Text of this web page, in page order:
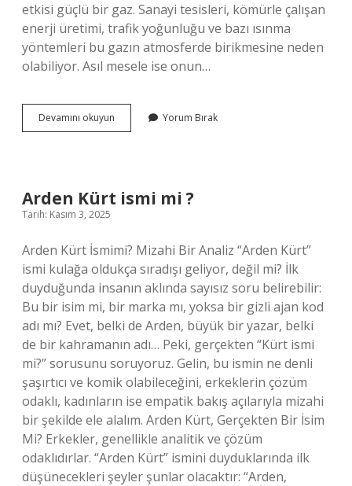
etkisi güçlü bir gaz. Sanayi tesisleri, kömürle çalışan
enerji üretimi, trafik yoğunluğu ve bazı ısınma
yöntemleri bu gazın atmosferde birikmesine neden
olabiliyor. Asıl mesele ise onun…
Devamını okuyun
dioksitin
Yorum Bırak
Arden Kürt ismi mi ?
Tarih: Kasım 3, 2025
Arden Kürt İsmimi? Mizahi Bir Analiz “Arden Kürt”
ismi kulağa oldukça sıradışı geliyor, değil mi? İlk
duyduğunda insanın aklında sayısız soru belirebilir:
Bu bir isim mi, bir marka mı, yoksa bir gizli ajan kod
adı mı? Evet, belki de Arden, büyük bir yazar, belki
de bir kahramanın adı… Peki, gerçekten “Kürt ismi
mi?” sorusunu soruyoruz. Gelin, bu ismin ne denli
şaşırtıcı ve komik olabileceğini, erkeklerin çözüm
odaklı, kadınların ise empatik bakış açılarıyla mizahi
bir şekilde ele alalım. Arden Kürt, Gerçekten Bir İsim
Mi? Erkekler, genellikle analitik ve çözüm
odaklıdırlar. “Arden Kürt” ismini duyduklarında ilk
düşünecekleri şeyler şunlar olacaktır: “Arden,